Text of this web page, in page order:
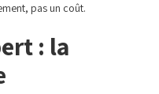
pas un coût.
: la